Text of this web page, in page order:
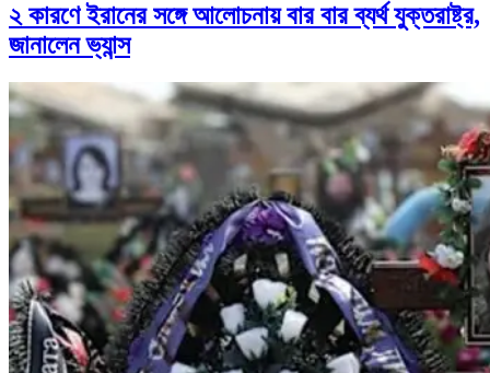
২ কারণে ইরানের সঙ্গে আলোচনায় বার বার ব্যর্থ যুক্তরাষ্ট্র,
জানালেন ভ্যান্স